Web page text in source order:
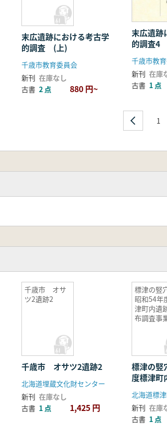
末広遺跡における考古学
的調査 (上)
千歳市教育委員会
新刊 在庫なし
古書 2 点 880 円~
末広遺跡
的調査4
千歳市教
新刊 在庫
古書 1 点
1
千歳市 オサ
ツ2遺跡2
千歳市 オサツ2遺跡2
北海道埋蔵文化財センター
新刊 在庫なし
古書 1 点 1,425 円
標津の竪
昭和54年
津町内遺
布調査事
標津の
度標津町
事業報告書
北海道標
新刊 在庫
古書 1 点